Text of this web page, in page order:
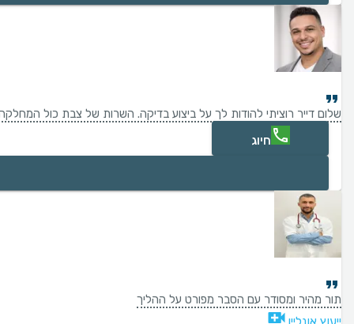
שלום דייר רוציתי להודות לך על ביצוע בדיקה. השרות של צבת כול
חיוג
תור מהיר ומסודר עם הסבר מפורט על ההליך